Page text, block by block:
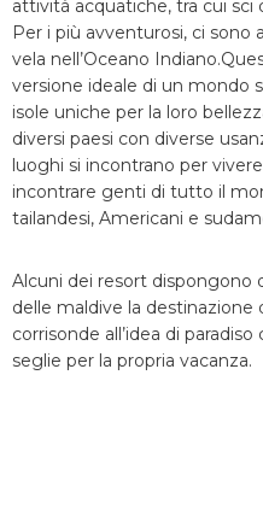
attività acquatiche, tra cui sci
Per i più avventurosi, ci sono
vela nell’Oceano
versione ideale di un mondo
isole uniche per la loro
diversi paesi con diverse
luoghi si incontrano per
incontrare genti di tutto il
tailandesi, Americani e
Alcuni dei resort dispongono
delle maldive la destinazione
corrisonde all’idea di
seglie per la propria vacanza.